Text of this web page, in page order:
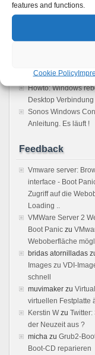
features and functions.
Cookie Policy
Neuste Beiträge
Die
konfigurieren
Guten Rutsch in
Management
Howto: Windows
Desktop Verbindung
Sonos Windows
Anleitung. Es läuft !
Feedback
Vmware server:
interface - Boot
Zugriff auf die
Loading ..
VMWare Server 2
Boot Panic zu
Weboberfläche
bridas atornilladas
Images zu VDI-
schnell
muvimaker zu
virtuellen Festplatte
Kerstin Wzu
der Neuzeit aus ?
micha zu Grub2-
Boot-CD reparieren